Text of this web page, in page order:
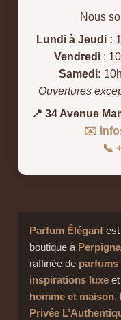
Nous
Lundi à Jeudi :
Vendredi :
Samedi:
Ouvertures
📍 34 Avenue
✉️
📞
Parfum Élégantest
boutique à
raffinée de parfums
inspirations luxeet
homme et maison.
Privée